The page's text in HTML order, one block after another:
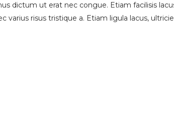
dictum ut erat nec congue. Etiam facilisis
varius risus tristique a. Etiam ligula lacus,